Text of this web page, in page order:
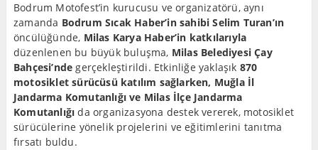
Bodrum Motofest’in kurucusu ve organizatörü, aynı
zamanda Bodrum Sıcak Haber’in sahibi Selim Turan’ın
öncülüğünde, Milas Karya Haber’in katkılarıyla
düzenlenen bu büyük buluşma, Milas Belediyesi Çay
Bahçesi’nde gerçekleştirildi. Etkinliğe yaklaşık 870
motosiklet sürücüsü katılım sağlarken, Muğla İl
Jandarma Komutanlığı ve Milas İlçe Jandarma
Komutanlığı da organizasyona destek vererek, motosiklet
sürücülerine yönelik projelerini ve eğitimlerini tanıtma
fırsatı buldu.